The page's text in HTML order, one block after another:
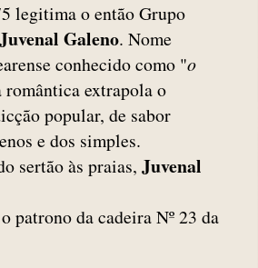
legitima o então Grupo
Galeno. Nome
conhecido como "o
romântica extrapola o
popular, de sabor
e dos simples.
sertão às praias, Juvenal
patrono da cadeira Nº 23 da